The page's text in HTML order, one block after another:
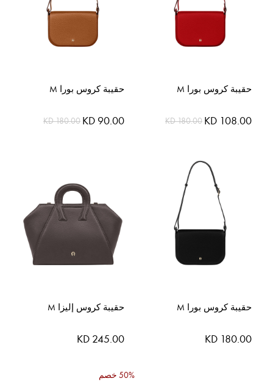
حقيبة كروس بورا M
السعر
الخاص
KD 108.00
KD 180.00
حقيبة كروس بورا M
السعر
الخاص
KD 90.00
KD 180.00
حقيبة كروس بورا M
KD 180.00
حقيبة كروس إليزا M
KD 245.00
50% خصم